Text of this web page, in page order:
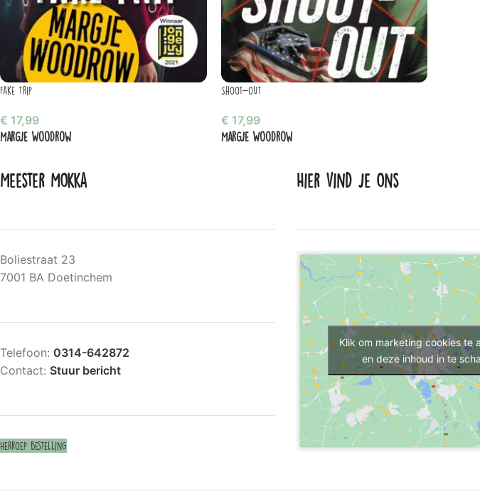
Fake trip
€ 17,99
Margje Woodrow
Shoot-out
€ 17,99
Margje Woodrow
Meester Mokka
Boliestraat 23
7001 BA Doetinchem
Telefoon: 0314-642872
Contact: Stuur bericht
Herroep bestelling
Hier vind je ons
Klik om marketing cookies te
en deze inhoud in te